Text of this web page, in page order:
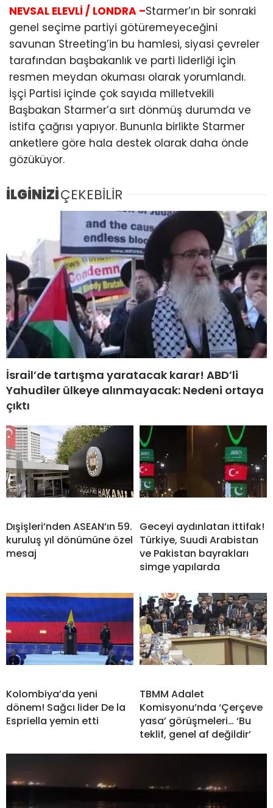
NEVSAL ELEVLİ / LONDRA –Starmer’ın bir sonraki
genel seçime partiyi götüremeyeceğini
savunan Streeting’in bu hamlesi, siyasi çevreler
tarafından başbakanlık ve parti liderliği için
resmen meydan okuması olarak yorumlandı.
İşçi Partisi içinde çok sayıda milletvekili
Başbakan Starmer’a sırt dönmüş durumda ve
istifa çağrısı yapıyor. Bununla birlikte Starmer
anketlere göre hala destek olarak daha önde
gözüküyor.
İLGİNİZİÇEKEBİLİR
İsrail’de tartışma yaratacak karar! ABD’li
Yahudiler ülkeye alınmayacak: Nedeni ortaya
çıktı
Dışişleri’nden ASEAN’ın 59.
kuruluş yıl dönümüne özel
mesaj
Geceyi aydınlatan ittifak!
Türkiye, Suudi Arabistan
ve Pakistan bayrakları
simge yapılarda
Kolombiya’da yeni
dönem! Sağcı lider De la
Espriella yemin etti
TBMM Adalet
Komisyonu’nda ‘Çerçeve
yasa’ görüşmeleri… ‘Bu
teklif, genel af değildir’